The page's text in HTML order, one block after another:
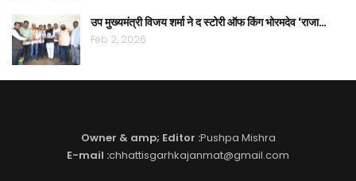
उप मुख्यमंत्री विजय शर्मा ने द स्टोरी ऑफ किंग भोरमदेव ‘राजा…
Feb 2, 2026
Owner & amp; Editor :Pushpa Mishra
E-mail :chhattisgarhkajanmat@gmail.com